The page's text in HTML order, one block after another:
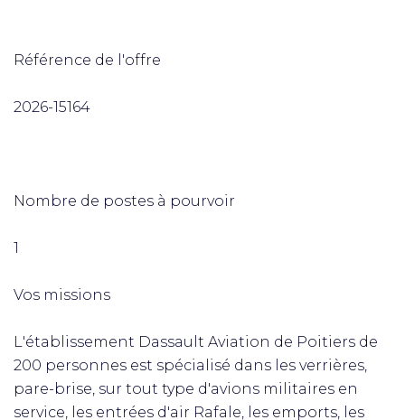
Référence de l'offre
2026-15164
Nombre de postes à pourvoir
1
Vos missions
L'établissement Dassault Aviation de Poitiers de
200 personnes est spécialisé dans les verrières,
pare-brise, sur tout type d'avions militaires en
service, les entrées d'air Rafale, les emports, les